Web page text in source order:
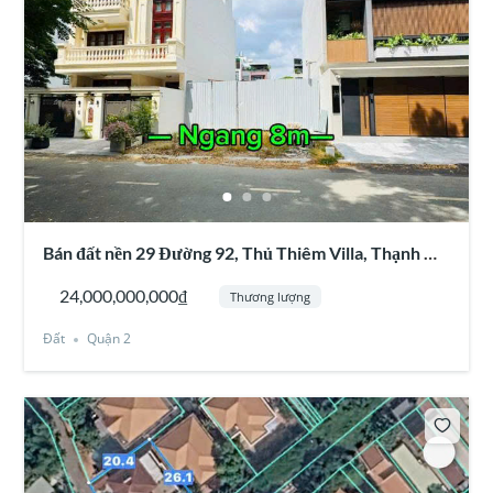
Nhờ vị trí đẹp và mặt tiền lớn, tài sản phù hợp phát triển:
Building văn phòng
Căn hộ dịch vụ cao cấp
Khách sạn boutique
Showroom thương hiệu
Biệt thự kết hợp kinh doanh
Trong bối cảnh quỹ đất trung tâm Thảo Điền ngày càng
khan hiếm, những lô đất có khả năng phát triển cao tầng
luôn được đánh giá rất cao.
Từ khu đất dễ dàng kết nối đến:
Thủ Thiêm
Quận 1
Xa Lộ Hà Nội
Bán đất nền 29 Đường 92, Thủ Thiêm Villa, Thạnh Mỹ
24,000,000,000₫ Thương lượng
Đất Quận 2